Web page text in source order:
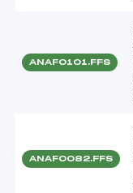
ANAF0101.FFS
ANAF0082.FFS